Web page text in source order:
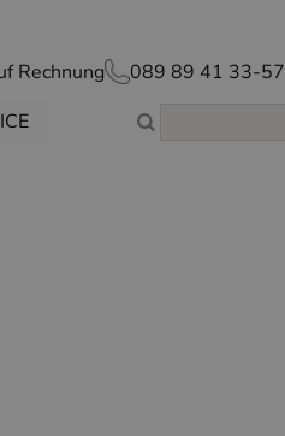
Rechnung
089 89 41 33-57